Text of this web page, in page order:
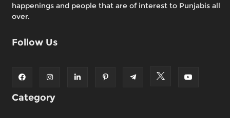
happenings and people that are of interest to Punjabis all
over.
Follow Us
Category